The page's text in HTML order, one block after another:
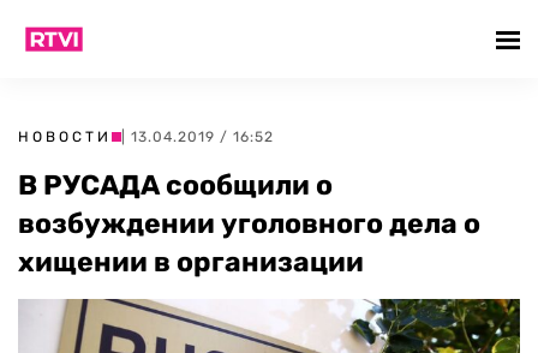
НОВОСТИ | 13.04.2019 / 16:52
В РУСАДА сообщили о
возбуждении уголовного дела о
хищении в организации